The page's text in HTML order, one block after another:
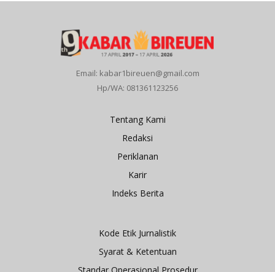
Email: kabar1bireuen@gmail.com
Hp/WA: 081361123256
Tentang Kami
Redaksi
Periklanan
Karir
Indeks Berita
Kode Etik Jurnalistik
Syarat & Ketentuan